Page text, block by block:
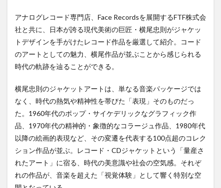
アナログレコード専門店、Face Recordsを展開するFTF株式会
社と共に、日本が誇る現代美術の巨匠・横尾忠則がジャケッ
トデザインを手がけたレコード作品を厳選して紹介。コード
のアートとしての魅力、横尾作品が並ぶことから感じられる
時代の軌跡を辿ることができる。
横尾忠則のジャケットアートは、単なる音楽パッケージでは
なく、時代の熱気や精神性を帯びた「表現」そのものだっ
た。1960年代のポップ・サイケデリックなグラフィック作
品、1970年代の精神的・象徴的なコラージュ作品、1980年代
以降の絵画的表現など、その変遷を代表する100点超のコレク
ション作品が並ぶ。レコード・CDジャケットという「量産さ
れたアート」に宿る、時代の美意識や社会の空気感。それぞ
れの作品が、音楽を超えた「視覚体験」として響く特別な空